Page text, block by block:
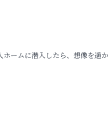
ームに潜入したら、想像を遥